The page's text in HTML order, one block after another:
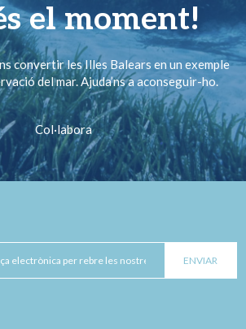
el moment!
convertir les Illes Balears en un exemple
del mar. Ajuda’ns a aconseguir-ho.
Col·labora